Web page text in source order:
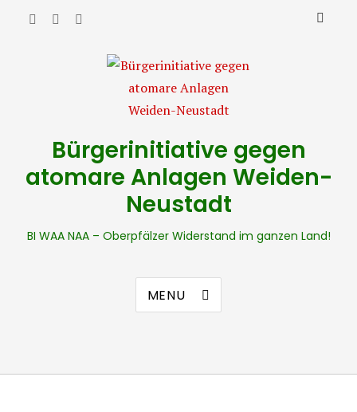
Bürgerinitiative gegen
atomare Anlagen Weiden-
Neustadt
BI WAA NAA – Oberpfälzer Widerstand im ganzen Land!
MENU